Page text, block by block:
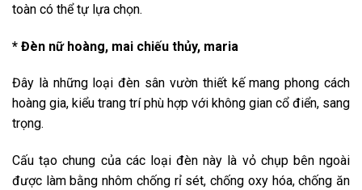
toàn có thể tự lựa chọn.
* Đèn nữ hoàng, mai chiếu thủy, maria
Đây là những loại đèn sân vườn thiết kế mang phong cách
hoàng gia, kiểu trang trí phù hợp với không gian cổ điển, sang
trọng.
Cấu tạo chung của các loại đèn này là vỏ chụp bên ngoài
được làm bằng nhôm chống rỉ sét, chống oxy hóa, chống ăn